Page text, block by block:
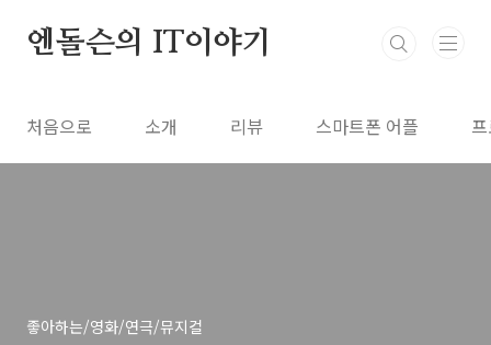
엔돌슨의 IT이야기
처음으로 소개 리뷰 스마트폰 어플
좋아하는/영화/연극/뮤지컬